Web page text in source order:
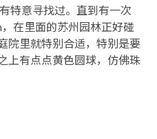
特意寻找过。直到有一次
在里面的苏州园林正好碰
院里就特别合适，特别是要
上有点点黄色圆球，仿佛珠